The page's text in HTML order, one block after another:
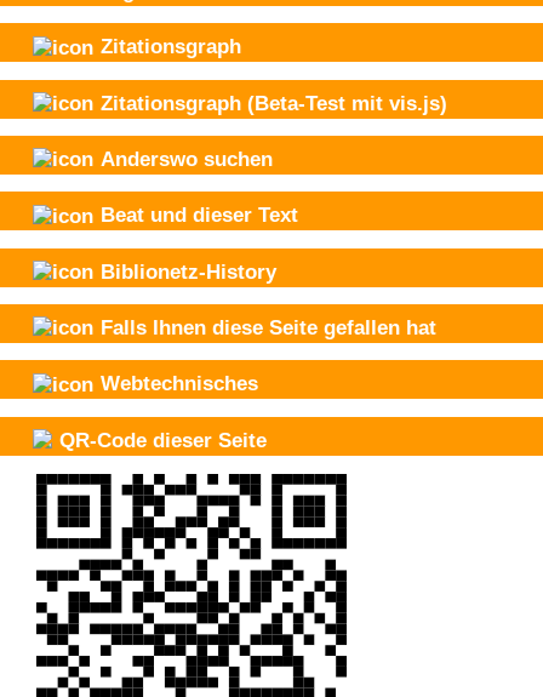
Zitationsgraph
Zitationsgraph (Beta-Test mit vis.js)
Anderswo suchen
Beat und dieser Text
Biblionetz-History
Falls Ihnen diese Seite gefallen hat
Webtechnisches
QR-Code dieser Seite